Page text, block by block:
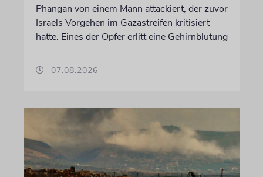
Phangan von einem Mann attackiert, der zuvor
Israels Vorgehen im Gazastreifen kritisiert
hatte. Eines der Opfer erlitt eine Gehirnblutung
07.08.2026